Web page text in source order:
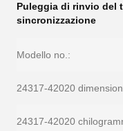
Puleggia di rinvio del
sincronizzazione
Modello no.:
24317-42020
24317-42020